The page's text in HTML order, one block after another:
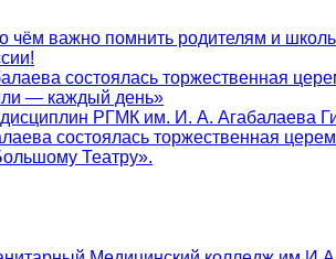
чём важно помнить родителям и
состоялась торжественная
— каждый день»
РГМК им. И. А. Агабалаева
состоялась торжественная
Театру».